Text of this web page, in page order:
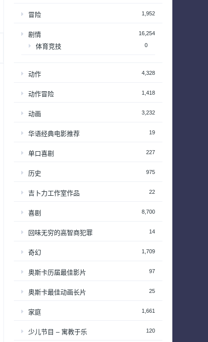
冒险 1,952
剧情 16,254
体育竞技 0
动作 4,328
动作冒险 1,418
动画 3,232
华语经典电影推荐 19
单口喜剧 227
历史 975
吉卜力工作室作品 22
喜剧 8,700
回味无穷的高智商犯罪 14
奇幻 1,709
奥斯卡历届最佳影片 97
奥斯卡最佳动画长片 25
家庭 1,661
少儿节目 – 寓教于乐 120